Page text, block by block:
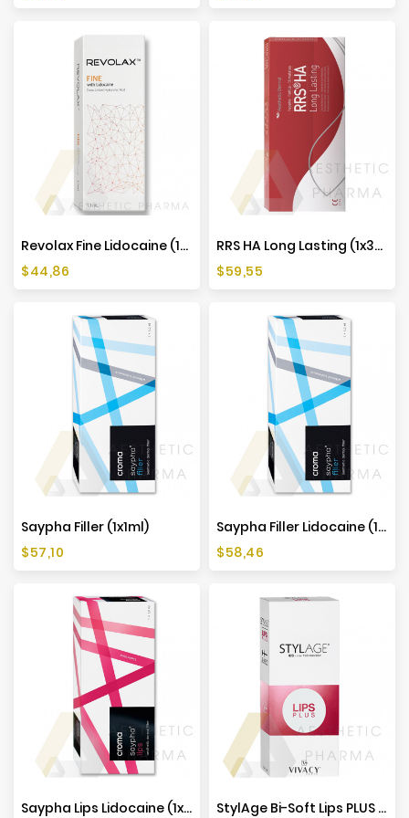
Revolax Fine Lidocaine (1x1,1ml)
Cena
$44,86
RRS HA Long Lasting (1x3ml)
Cena
$59,55
Saypha Filler (1x1ml)
Cena
$57,10
Saypha Filler Lidocaine (1x1ml)
Cena
$58,46
Saypha Lips Lidocaine (1x1ml)
StylAge Bi-Soft Lips PLUS Lidocaine (1x1ml)